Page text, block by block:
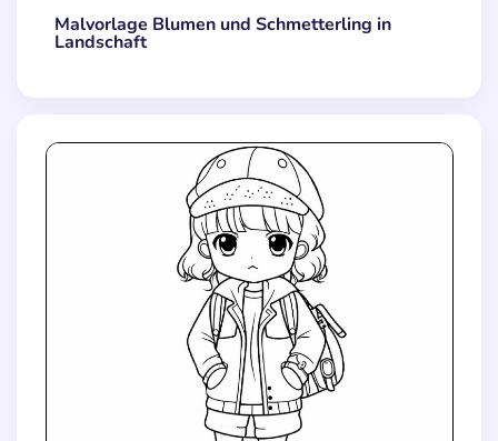
Malvorlage Blumen und Schmetterling in
Landschaft